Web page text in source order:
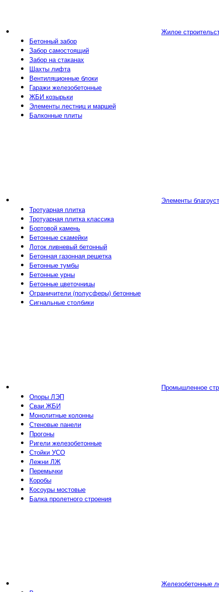
Жилое
Бетонный забор
Забор самостоящий
Забор на стаканах
Шахты лифта
Вентиляционные блоки
Гаражи железобетонные
ЖБИ козырьки
Элементы лестниц и маршей
Балконные плиты
Элементы
Тротуарная плитка
Тротуарная плитка классика
Бортовой камень
Бетонные скамейки
Лоток ливневый бетонный
Бетонная газонная решетка
Бетонные тумбы
Бетонные урны
Бетонные цветочницы
Ограничители (полусферы) бетонные
Сигнальные столбики
Промышленное
Опоры ЛЭП
Сваи ЖБИ
Монолитные колонны
Стеновые панели
Прогоны
Ригели железобетонные
Стойки УСО
Лежни ЛЖ
Перемычки
Коробы
Косоуры мостовые
Балка пролетного строения
Железобетонные